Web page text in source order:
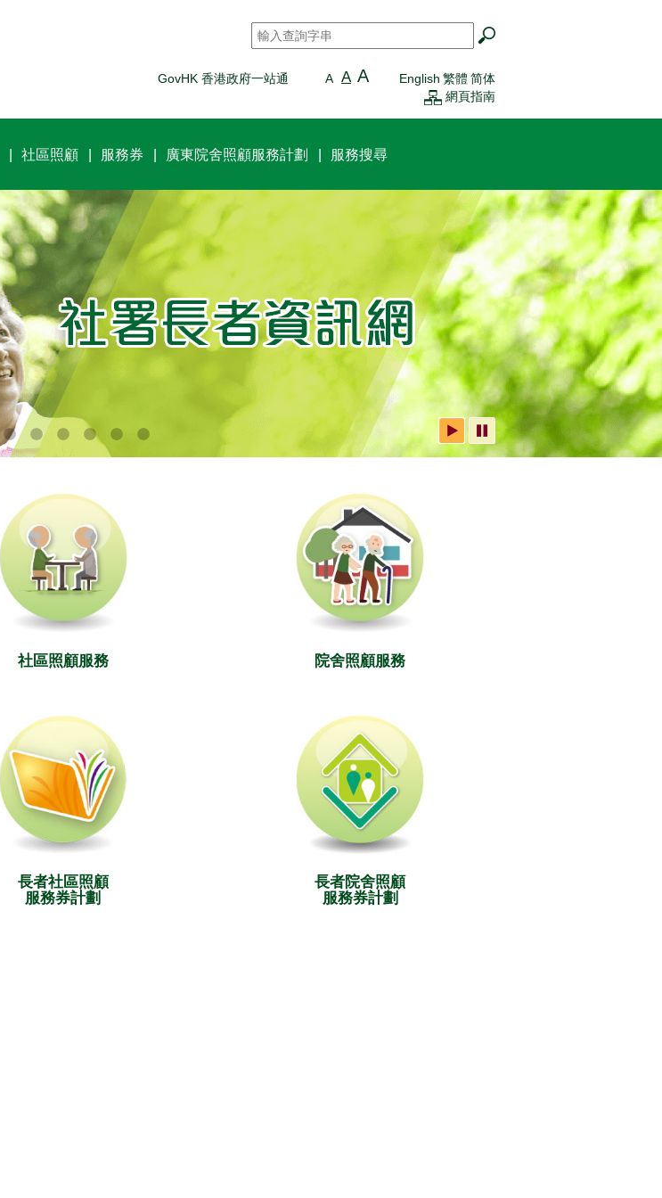
搜尋 *
GovHK 香港政府一站通 A A A English 繁體 简体
網頁指南
社區照顧 服務券 廣東院舍照顧服務計劃 服務搜尋
社區照顧服務 院舍照顧服務
長者社區照顧
服務券計劃
長者院舍照顧
服務券計劃